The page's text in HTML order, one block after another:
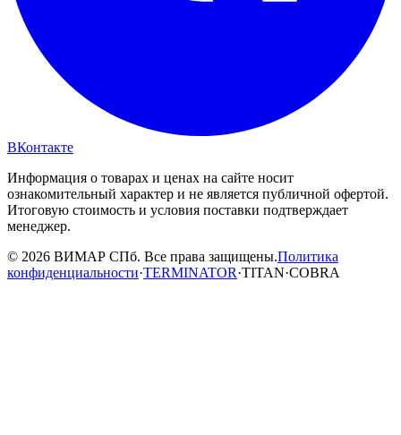
ВКонтакте
Информация о товарах и ценах на сайте носит
ознакомительный характер и не является публичной офертой.
Итоговую стоимость и условия поставки подтверждает
менеджер.
© 2026 ВИМАР СПб. Все права защищены.Политика
конфиденциальности·TERMINATOR·TITAN·COBRA